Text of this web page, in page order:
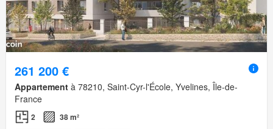
261 200 €
Appartement à 78210, Saint-Cyr-l'École, Yvelines, Île-de-
France
2 38 m²